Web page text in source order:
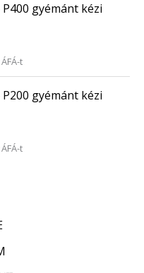
gyémánt kézi
t
gyémánt kézi
t